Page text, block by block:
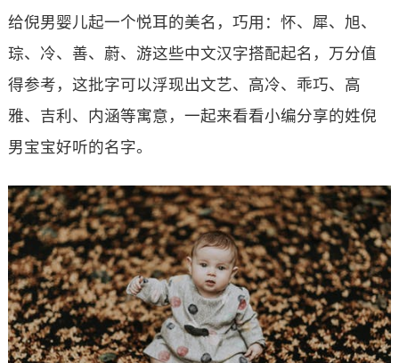
给倪男婴儿起一个悦耳的美名，巧用：怀、犀、旭、
琮、冷、善、蔚、游这些中文汉字搭配起名，万分值
得参考，这批字可以浮现出文艺、高冷、乖巧、高
雅、吉利、内涵等寓意，一起来看看小编分享的姓倪
男宝宝好听的名字。